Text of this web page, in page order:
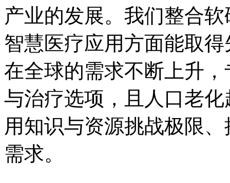
产业的发展。我们整合
智慧医疗应用方面能取
在全球的需求不断上升
与治疗选项，且人口老
用知识与资源挑战极限
需求。